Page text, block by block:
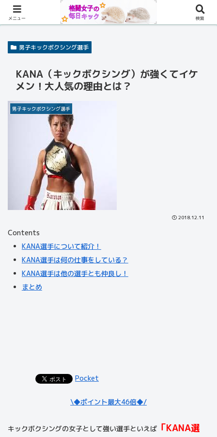
男子キックボクシング選手
KANA（キックボクシング）が強くてイケ
メン！大人気の理由とは？
男子キックボクシング選手
2018.12.11
Contents
KANA選手について紹介！
KANA選手は何の仕事をしている？
KANA選手は他の選手とも仲良し！
まとめ
Pocket
\◆ポイント最大46倍◆/
キックボクシングの女子として強い選手といえば 「KANA選
メニュー 検索